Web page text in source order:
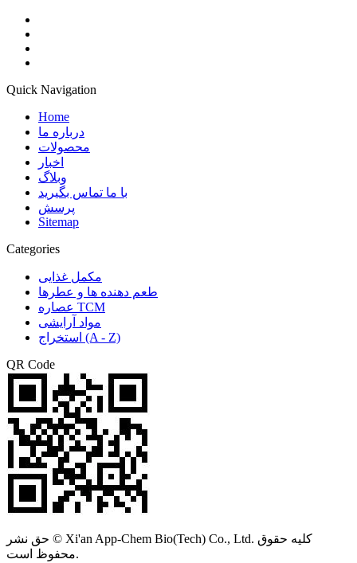
Quick Navigation
Home
درباره ما
محصولات
اخبار
وبلاگ
با ما تماس بگیرید
پرسش
Sitemap
Categories
مکمل غذایی
طعم دهنده ها و عطرها
عصاره TCM
مواد آرایشی
استخراج (A - Z)
QR Code
حق نشر © Xi'an App-Chem Bio(Tech) Co., Ltd. کلیه حقوق
محفوظ است.